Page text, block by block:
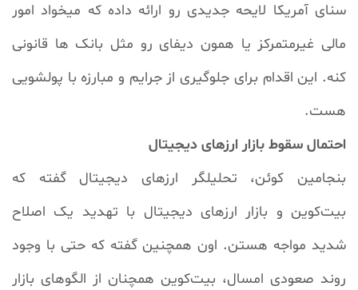
سنای آمریکا لایحه جدیدی رو ارائه داده که میخواد امور
مالی غیرمتمرکز یا همون دیفای رو مثل بانک ها قانونی
کنه. این اقدام برای جلوگیری از جرایم و مبارزه با پولشویی
هست.
احتمال سقوط بازار ارزهای دیجیتال
بنجامین کوئن، تحلیلگر ارزهای دیجیتال گفته که
بیت‌کوین و بازار ارزهای دیجیتال با تهدید یک اصلاح
شدید مواجه هستن. اون همچنین گفته که حتی با وجود
روند صعودی امسال، بیت‌کوین همچنان از الگوهای بازار